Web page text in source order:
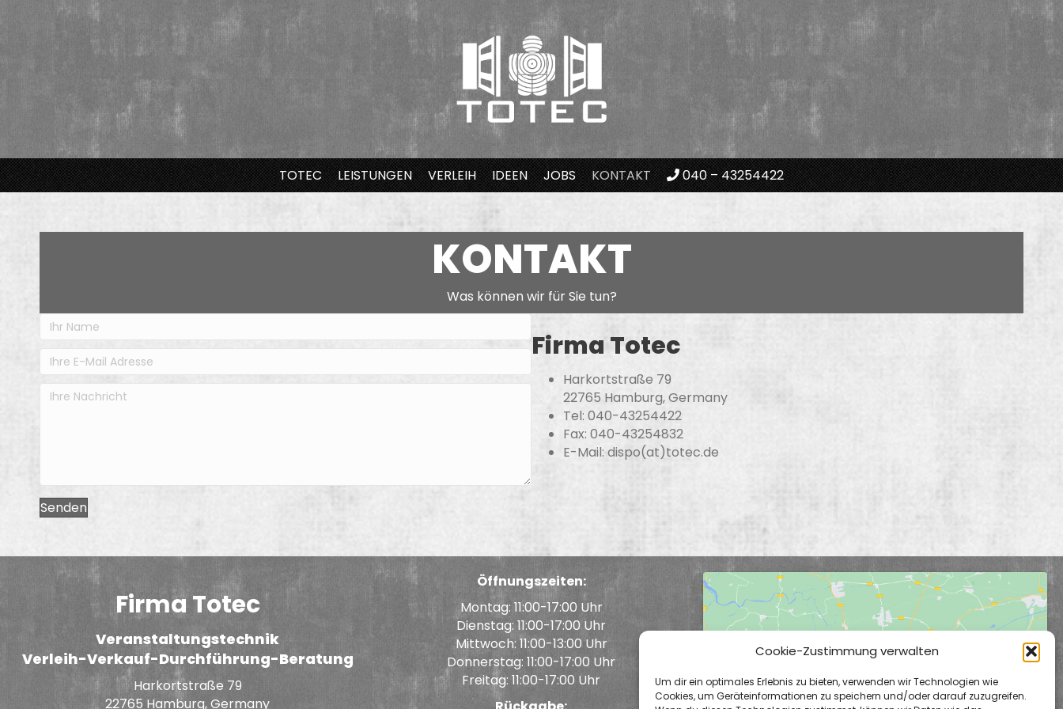
Cookie-Zustimmung verwalten
Um dir ein optimales Erlebnis zu bieten, verwenden wir Technologien wie
Cookies, um Geräteinformationen zu speichern und/oder darauf zuzugreifen.
TOTEC LEISTUNGEN VERLEIH IDEEN JOBS KONTAKT 040 – 43254422
KONTAKT
Was können wir für Sie tun?
Senden
Firma Totec
Harkortstraße 79
22765 Hamburg, Germany
Tel: 040-43254422
Fax: 040-43254832
E-Mail: dispo(at)totec.de
Firma Totec
Veranstaltungstechnik
Verleih-Verkauf-Durchführung-Beratung
Harkortstraße 79
22765 Hamburg, Germany
Öffnungszeiten:
Montag: 11:00-17:00 Uhr
Dienstag: 11:00-17:00 Uhr
Mittwoch: 11:00-13:00 Uhr
Donnerstag: 11:00-17:00 Uhr
Freitag: 11:00-17:00 Uhr
Klicke hier, um Marketing-Cookies zu
akzeptieren und diesen Inhalt zu